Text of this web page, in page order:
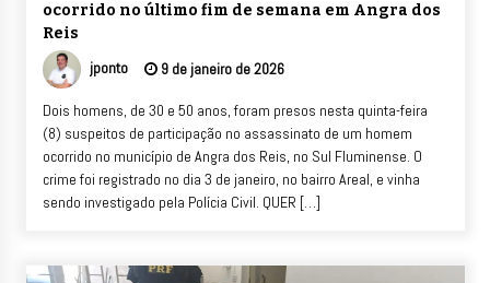
ocorrido no último fim de semana em Angra dos
Reis
jponto 9 de janeiro de 2026
Dois homens, de 30 e 50 anos, foram presos nesta quinta-feira
(8) suspeitos de participação no assassinato de um homem
ocorrido no município de Angra dos Reis, no Sul Fluminense. O
crime foi registrado no dia 3 de janeiro, no bairro Areal, e vinha
sendo investigado pela Polícia Civil. QUER […]